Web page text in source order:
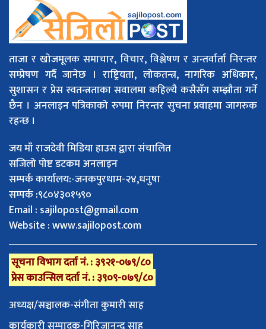
ताजा र खोजमूलक समाचार, विचार, विश्लेषण र अन्तर्वार्ता निरन्तर
सम्प्रेषण गर्दै जानेछ । राष्ट्रियता, लोकतन्त्र, नागरिक अधिकार,
सुशासन र प्रेस स्वतन्त्रताका सवालमा कहिल्यै कसैसँग सम्झौता गर्ने
छैन । अनलाइन पत्रिकाको रुपमा निरन्तर सुचना प्रवाहमा जागरुक
रहन्छ ।
जय माँ राजदेवी मिडिया हाउस द्वारा संचालित
सजिलो पोष्ट डटकम अनलाइन
सम्पर्क कार्यालय:-जनकपुरधाम-२४,धनुषा
सम्पर्क :९८०४३०१५९०
Email : sajilopost@gmail.com
Website : www.sajilopost.com
सूचना विभाग दर्ता नं. : ३९२१-०७९/८०
प्रेस काउन्सिल दर्ता नं. : ३९०९-०७९/८०
अध्यक्ष/सञ्चालक-संगीता कुमारी साह